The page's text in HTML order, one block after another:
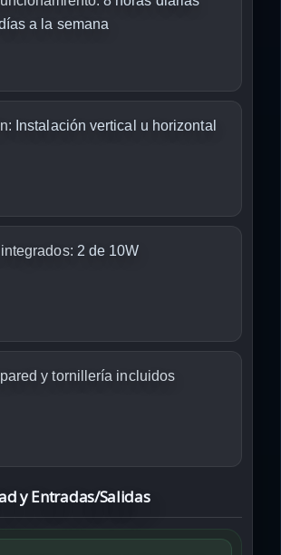
a la semana
Instalación vertical u horizontal
2 de 10W
y tornillería incluidos
y Entradas/Salidas